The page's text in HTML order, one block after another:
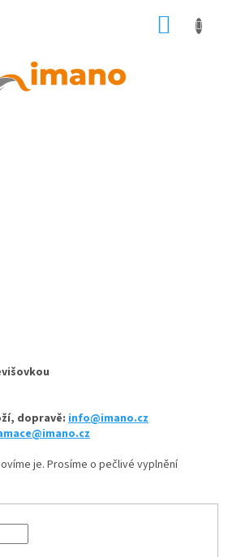
dopravě: info@imano.cz
je. Prosíme o pečlivé vyplnění